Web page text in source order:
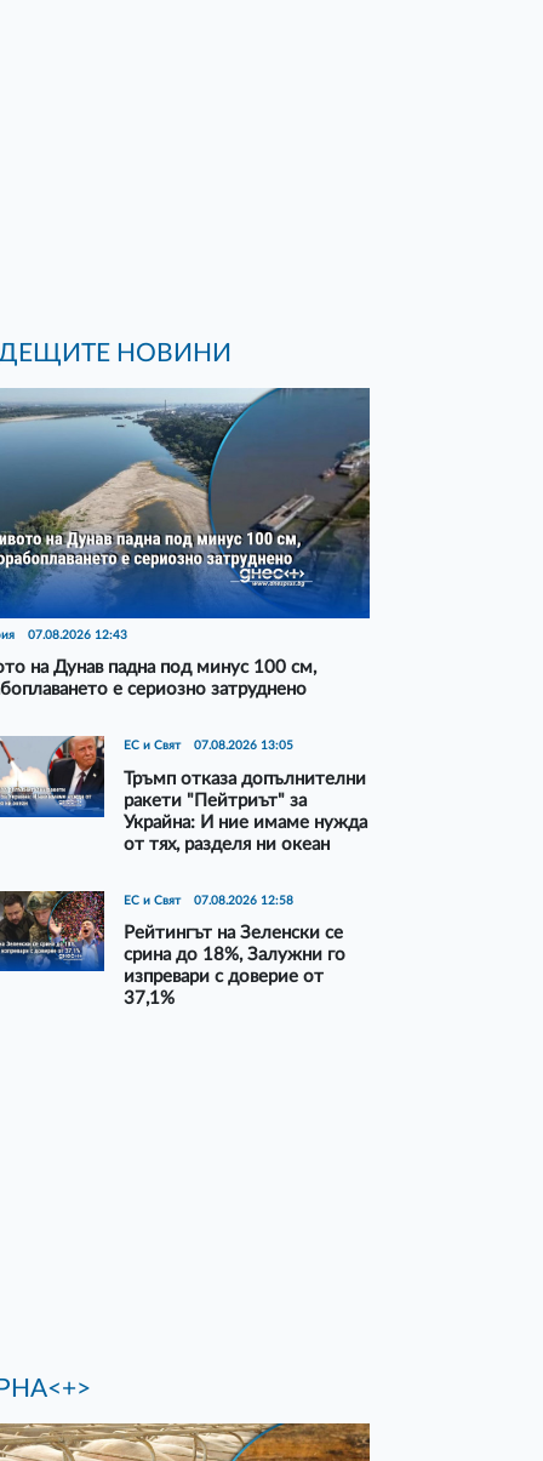
НОВИНИ
07.08.2026 12:43
на Дунав падна под минус 100 см,
е сериозно затруднено
ЕС и Свят 07.08.2026 13:05
Тръмп отказа допълнителни
ракети "Пейтриът" за
Украйна: И ние имаме нужда
от тях, разделя ни океан
ЕС и Свят 07.08.2026 12:58
Рейтингът на Зеленски се
срина до 18%, Залужни го
изпревари с доверие от
37,1%